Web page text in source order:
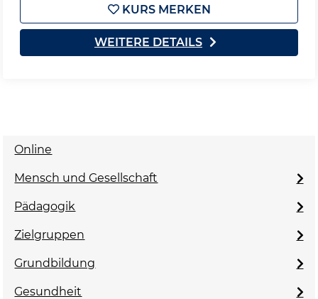
KURS MERKEN
WEITERE DETAILS
Online
Mensch und Gesellschaft
Pädagogik
Zielgruppen
Grundbildung
Gesundheit